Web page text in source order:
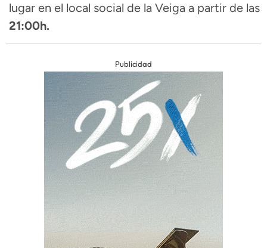
lugar en el local social de la Veiga a partir de las
21:00h.
Publicidad